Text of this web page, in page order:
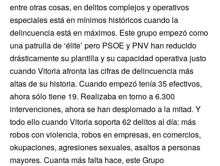
entre otras cosas, en delitos complejos y operativos
especiales está en mínimos históricos cuando la
delincuencia está en máximos. Este grupo empezó como
una patrulla de ‘élite’ pero PSOE y PNV han reducido
drásticamente su plantilla y su capacidad operativa justo
cuando Vitoria afronta las cifras de delincuencia más
altas de su historia. Cuando empezó tenía 35 efectivos,
ahora sólo tiene 19. Realizaba en torno a 6.300
intervenciones, ahora se han desplomado a la mitad. Y
todo ello cuando Vitoria soporta 62 delitos al día: más
robos con violencia, robos en empresas, en comercios,
okupaciones, agresiones sexuales, asaltos a personas
mayores. Cuanta más falta hace, este Grupo